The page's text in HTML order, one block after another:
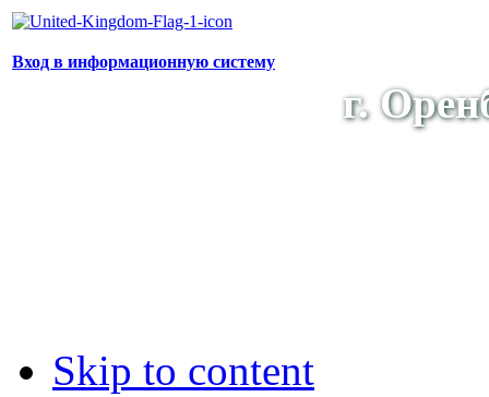
Вход в информационную систему
г.
Skip to content